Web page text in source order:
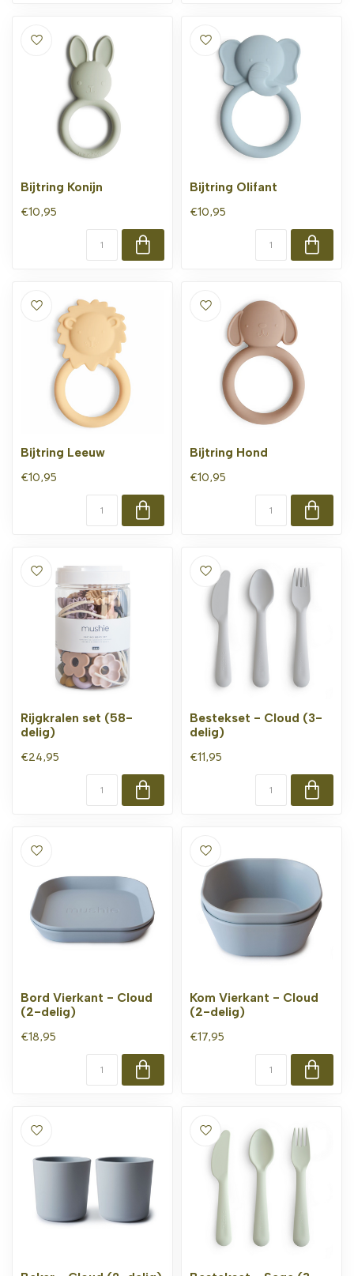
Bijtring Konijn
€10,95
Bijtring Olifant
€10,95
Bijtring Leeuw
€10,95
Bijtring Hond
€10,95
Rijgkralen set (58-
delig)
€24,95
Bestekset - Cloud (3-
delig)
€11,95
Bord Vierkant - Cloud
(2-delig)
€18,95
Kom Vierkant - Cloud
(2-delig)
€17,95